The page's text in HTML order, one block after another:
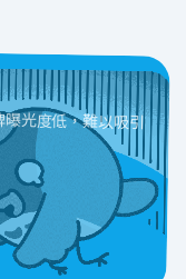
光度低，難以吸引